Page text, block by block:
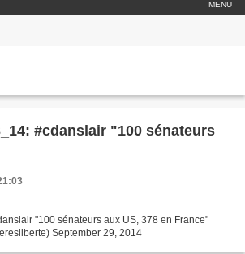
MENU
#cdanslair "100 sénateurs
"100 sénateurs aux US, 378 en France"
September 29, 2014